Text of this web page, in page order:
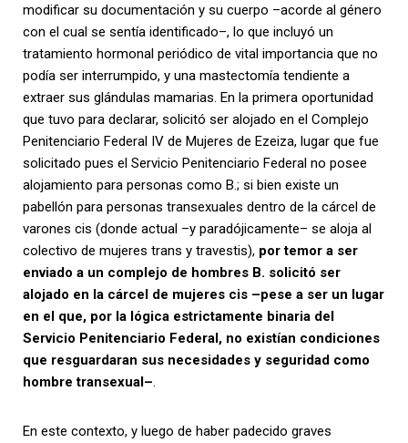
modificar su documentación y su cuerpo –acorde al género
con el cual se sentía identificado–, lo que incluyó un
tratamiento hormonal periódico de vital importancia que no
podía ser interrumpido, y una mastectomía tendiente a
extraer sus glándulas mamarias. En la primera oportunidad
que tuvo para declarar, solicitó ser alojado en el Complejo
Penitenciario Federal IV de Mujeres de Ezeiza, lugar que fue
solicitado pues el Servicio Penitenciario Federal no posee
alojamiento para personas como B.; si bien existe un
pabellón para personas transexuales dentro de la cárcel de
varones cis (donde actual –y paradójicamente– se aloja al
colectivo de mujeres trans y travestis), por temor a ser
enviado a un complejo de hombres B. solicitó ser
alojado en la cárcel de mujeres cis –pese a ser un lugar
en el que, por la lógica estrictamente binaria del
Servicio Penitenciario Federal, no existían condiciones
que resguardaran sus necesidades y seguridad como
hombre transexual–
En este contexto, y luego de haber padecido graves